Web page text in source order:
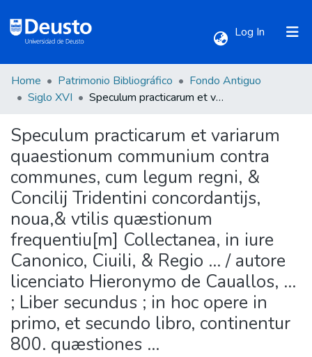
Log In (current)
Communities & Collections
All of DSpace
Statistics
Home Patrimonio Bibliográfico
Fondo Antiguo
Siglo XVI
Speculum practicarum et variarum quaestionum communium contra communes, cum legum regni, & Concilij Tridentini concordantijs, noua,& vtilis quæstionum frequentiu[m] Collectanea, in iure Canonico, Ciuili, & Regio ... / autore licenciato Hieronymo de Cauallos, ... ; Liber secundus ; in hoc opere in primo, et secundo libro, continentur 800. quæstiones ...
Speculum practicarum et variarum
quaestionum communium contra
communes, cum legum regni, &
Concilij Tridentini concordantijs,
noua,& vtilis quæstionum
frequentiu[m] Collectanea, in iure
Canonico, Ciuili, & Regio ... / autore
licenciato Hieronymo de Cauallos, ...
; Liber secundus ; in hoc opere in
primo, et secundo libro, continentur
800. quæstiones ...